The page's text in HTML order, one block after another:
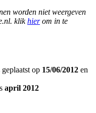
worden niet weergeven
klikhierom in te
op 15/06/2012 en
april 2012